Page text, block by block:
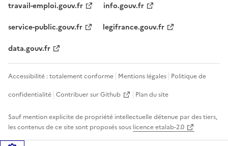
travail-emploi.gouv.fr
info.gouv.fr
service-public.gouv.fr
legifrance.gouv.fr
data.gouv.fr
Accessibilité : totalement conforme Mentions légales Politique de
confidentialité Contribuer sur Github Plan du site
Sauf mention explicite de propriété intellectuelle détenue par des tiers,
les contenus de ce site sont proposés sous licence etalab-2.0